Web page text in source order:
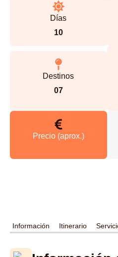
Días
10
Destinos
07
Precio (aprox.)
Información Itinerario